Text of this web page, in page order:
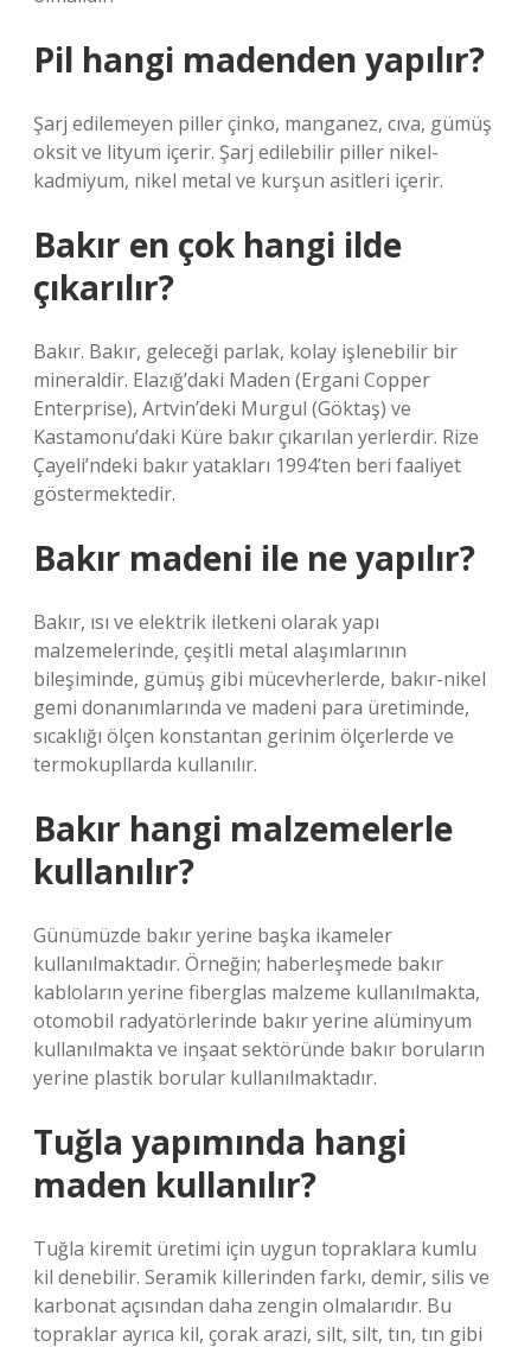
Pil hangi madenden yapılır?
Şarj edilemeyen piller çinko, manganez, cıva, gümüş
oksit ve lityum içerir. Şarj edilebilir piller nikel-
kadmiyum, nikel metal ve kurşun asitleri içerir.
Bakır en çok hangi ilde
çıkarılır?
Bakır. Bakır, geleceği parlak, kolay işlenebilir bir
mineraldir. Elazığ’daki Maden (Ergani Copper
Enterprise), Artvin’deki Murgul (Göktaş) ve
Kastamonu’daki Küre bakır çıkarılan yerlerdir. Rize
Çayeli’ndeki bakır yatakları 1994’ten beri faaliyet
göstermektedir.
Bakır madeni ile ne yapılır?
Bakır, ısı ve elektrik iletkeni olarak yapı
malzemelerinde, çeşitli metal alaşımlarının
bileşiminde, gümüş gibi mücevherlerde, bakır-nikel
gemi donanımlarında ve madeni para üretiminde,
sıcaklığı ölçen konstantan gerinim ölçerlerde ve
termokupllarda kullanılır.
Bakır hangi malzemelerle
kullanılır?
Günümüzde bakır yerine başka ikameler
kullanılmaktadır. Örneğin; haberleşmede bakır
kabloların yerine fiberglas malzeme kullanılmakta,
otomobil radyatörlerinde bakır yerine alüminyum
kullanılmakta ve inşaat sektöründe bakır boruların
yerine plastik borular kullanılmaktadır.
Tuğla yapımında hangi
maden kullanılır?
Tuğla kiremit üretimi için uygun topraklara kumlu
kil denebilir. Seramik killerinden farkı, demir, silis ve
karbonat açısından daha zengin olmalarıdır. Bu
topraklar ayrıca kil, çorak arazi, silt, silt, tın, tın gibi